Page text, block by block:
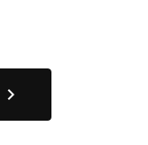
keyboard_arrow_right